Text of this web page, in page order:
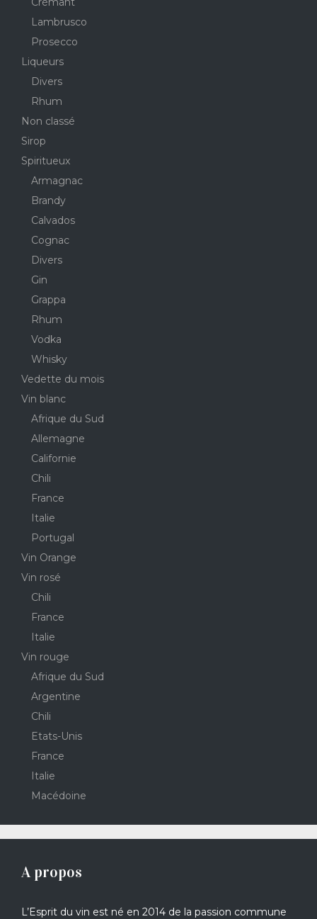
Lambrusco
Prosecco
Liqueurs
Divers
Rhum
Non classé
Sirop
Spiritueux
Armagnac
Brandy
Calvados
Cognac
Divers
Gin
Grappa
Rhum
Vodka
Whisky
Vedette du mois
Vin blanc
Afrique du Sud
Allemagne
Californie
Chili
France
Italie
Portugal
Vin Orange
Vin rosé
Chili
France
Italie
Vin rouge
Afrique du Sud
Argentine
Chili
Etats-Unis
France
Italie
Macédoine
A propos
L’Esprit du vin est né en 2014 de la passion commune